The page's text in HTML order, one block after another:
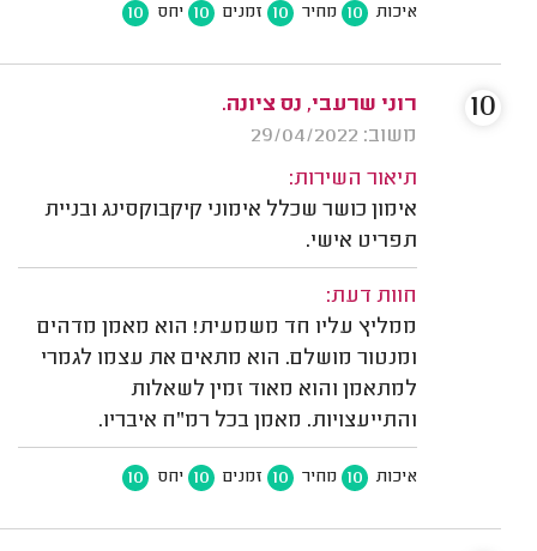
איכות 10 מחיר 10 זמנים 10 יחס 10
רוני שרעבי, נס ציונה.
משוב: 29/04/2022
תיאור השירות:
אימון כושר שכלל אימוני קיקבוקסינג ובניית
תפריט אישי.
חוות דעת:
ממליץ עליו חד משמעית! הוא מאמן מדהים
ומנטור מושלם. הוא מתאים את עצמו לגמרי
למתאמן והוא מאוד זמין לשאלות
והתייעצויות. מאמן בכל רמ"ח איבריו.
איכות 10 מחיר 10 זמנים 10 יחס 10
10